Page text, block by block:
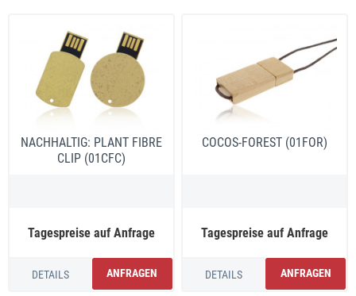
NACHHALTIG: PLANT FIBRE
CLIP (01CFC)
Tagespreise auf Anfrage
DETAILS ANFRAGEN
COCOS-FOREST (01FOR)
Tagespreise auf Anfrage
DETAILS ANFRAGEN